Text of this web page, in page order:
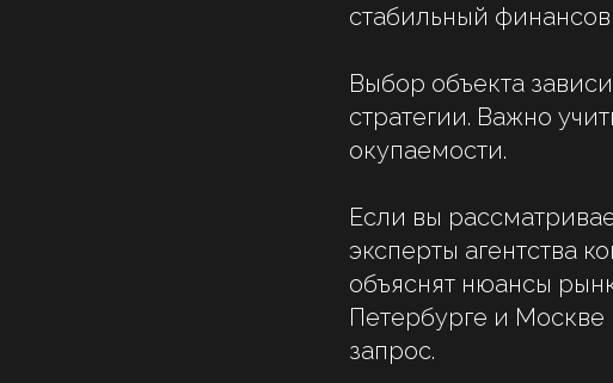
стабильный
Выбор объекта
стратегии. Важно
окупаемости.
Если вы
эксперты агентства
объяснят нюансы
Петербурге и Москве
запрос.